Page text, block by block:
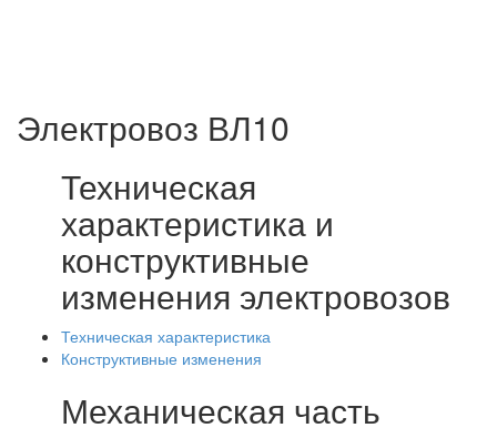
Электровоз ВЛ10
Техническая
характеристика и
конструктивные
изменения электровозов
Техническая характеристика
Конструктивные изменения
Механическая часть